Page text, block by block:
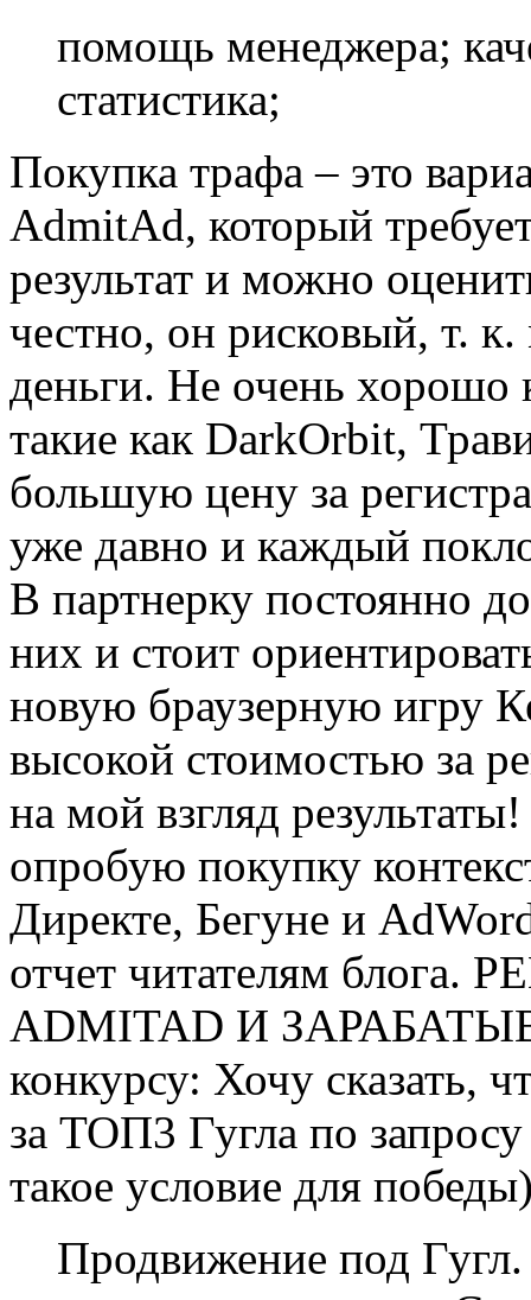
помощь менеджера;
статистика;
Покупка трафа – это
AdmitAd, который
результат и можно
честно, он рисковый, т.
деньги. Не очень хорошо
такие как DarkOrbit,
большую цену за
уже давно и каждый
В партнерку постоянно
них и стоит
новую браузерную игру
высокой стоимостью за
на мой взгляд
опробую покупку
Директе, Бегуне и
отчет читателям
ADMITAD И
конкурсу: Хочу сказать,
за ТОП3 Гугла по
такое условие для
Продвижение под Гугл.